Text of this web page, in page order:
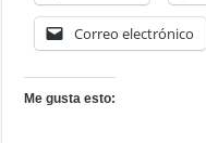
Correo electrónico
Me gusta esto: